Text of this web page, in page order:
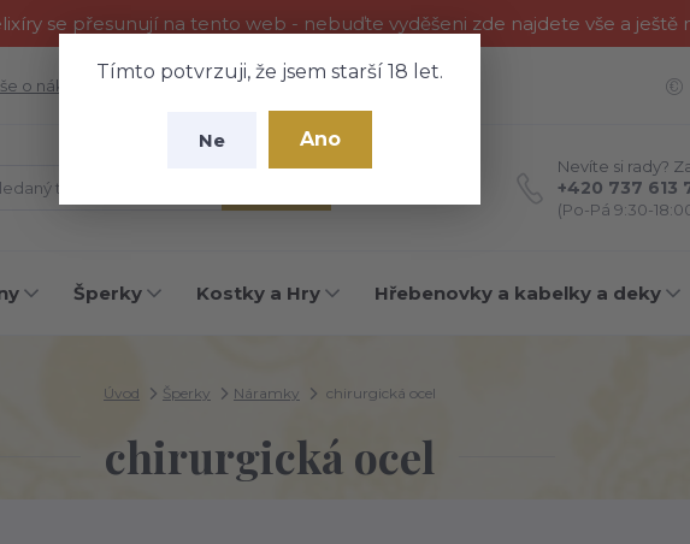
se přesunují na tento web - nebuďte vyděšeni zde najdete vše a ještě
Tímto potvrzuji, že jsem starší 18 let.
Ne Ano
o nákupu Fotogalerie Kontakty
Nevíte si rady?
+420 737 613
(Po-Pá 9:30-
Šperky Kostky a Hry Hřebenovky a kabelky a deky
Úvod Šperky Náramky chirurgická ocel
chirurgická ocel